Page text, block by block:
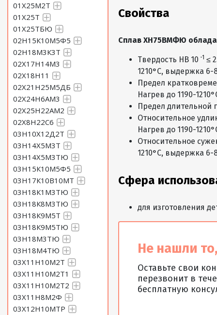
01Х25М2Т
01Х25Т
01Х25ТБЮ
02Н15К10М5Ф5
02Н18М3К3Т
02Х17Н14М3
02Х18Н11
02Х21Н25М5ДБ
02Х24Н6АМ3
02Х25Н22АМ2
02Х8Н22С6
03Н10Х12Д2Т
03Н14Х5М3Т
03Н14Х5М3ТЮ
03Н15К10М5Ф5
03Н17К10В10МТ
03Н18К1М3ТЮ
03Н18К8М3ТЮ
03Н18К9М5Т
03Н18К9М5ТЮ
03Н18М3ТЮ
03Н18М4ТЮ
03Х11Н10М2Т
03Х11Н10М2Т1
03Х11Н10М2Т2
03Х11Н8М2Ф
03Х12Н10МТР
Свойства
Сплав ХН75ВМФЮ
Твердость HB 10 -1 ≤
1210°С, выдержка 6-
Предел
Нагрев до 1190-
Предел длительной
Относительное
Нагрев до 1190-
Относительное
1210°С, выдержка 6-
Сфера
для изготовления
Не нашли
Оставьте свои
перезвонит в
бесплатную